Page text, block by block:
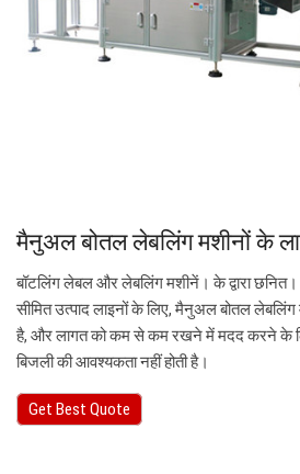
मैनुअल बोतल लेबलिंग मशीनों के
बॉटलिंग लेबल और लेबलिंग मशीनें। के द्वारा
सीमित उत्पाद लाइनों के लिए, मैनुअल बोतल
है, और लागत को कम से कम रखने में मदद करने के
बिजली की आवश्यकता नहीं होती है।
Get Best Quote